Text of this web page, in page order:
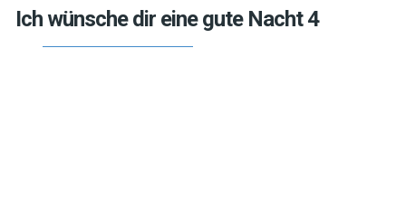
Ich wünsche dir eine gute Nacht 4